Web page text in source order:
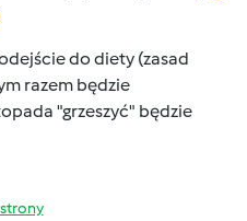
do diety (zasad
razem będzie
"grzeszyć" będzie